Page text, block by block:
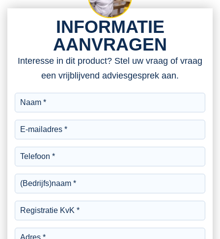
INFORMATIE
AANVRAGEN
Interesse in dit product? Stel uw vraag of vraag
een vrijblijvend adviesgesprek aan.